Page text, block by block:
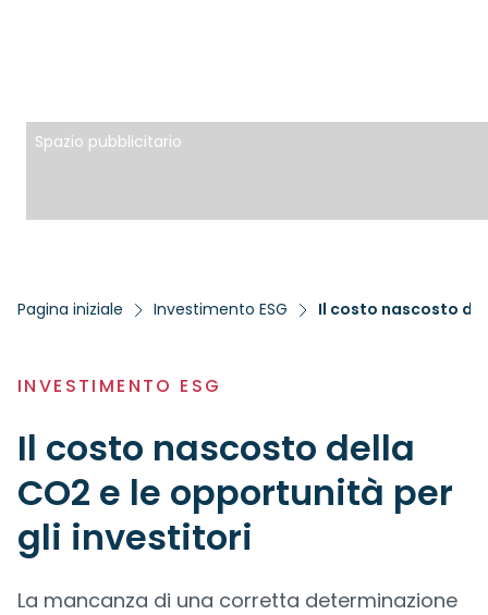
Spazio pubblicitario
Pagina iniziale Investimento ESG Il costo nascosto
INVESTIMENTO ESG
Il costo nascosto della
CO2 e le opportunità per
gli investitori
La mancanza di una corretta determinazione